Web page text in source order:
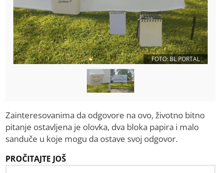
FOTO: BL PORTAL
Zainteresovanima da odgovore na ovo, životno bitno
pitanje ostavljena je olovka, dva bloka papira i malo
sanduče u koje mogu da ostave svoj odgovor.
PROČITAJTE JOŠ